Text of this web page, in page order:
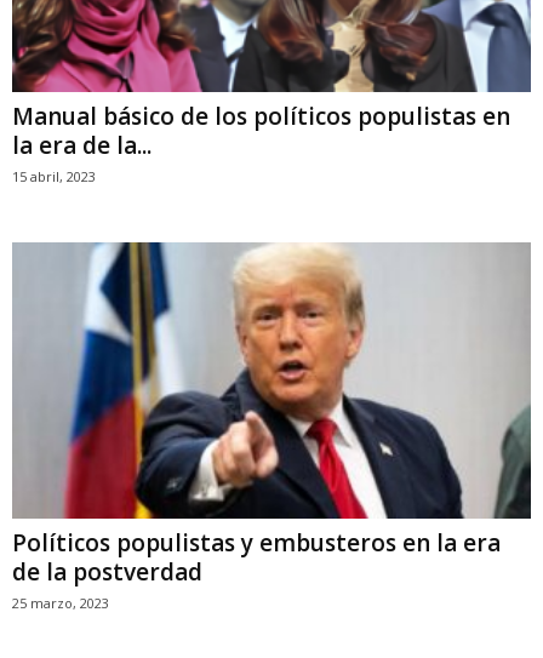
Manual básico de los políticos populistas en
la era de la...
15 abril, 2023
Políticos populistas y embusteros en la era
de la postverdad
25 marzo, 2023